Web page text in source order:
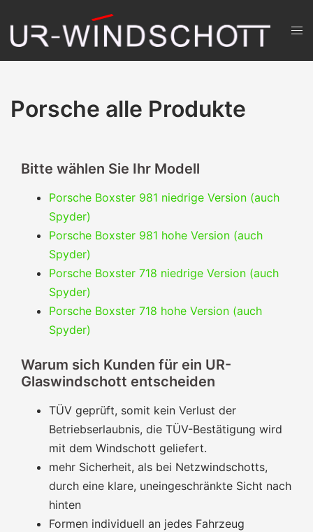
Inhalt
springen
Porsche alle Produkte
Bitte wählen Sie Ihr Modell
Porsche Boxster 981 niedrige Version (auch
Spyder)
Porsche Boxster 981 hohe Version (auch
Spyder)
Porsche Boxster 718 niedrige Version (auch
Spyder)
Porsche Boxster 718 hohe Version (auch
Spyder)
Warum sich Kunden für ein UR-
Glaswindschott entscheiden
TÜV geprüft, somit kein Verlust der
Betriebserlaubnis, die TÜV-Bestätigung wird
mit dem Windschott geliefert.
mehr Sicherheit, als bei Netzwindschotts,
durch eine klare, uneingeschränkte Sicht nach
hinten
Formen individuell an jedes Fahrzeug